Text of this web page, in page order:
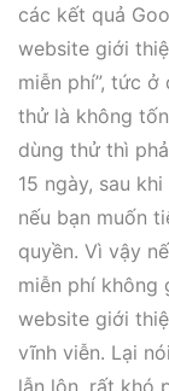
các kết quả
website giới
miễn phí”, tức
thử là không
dùng thử thì
15 ngày, sau
nếu bạn muốn
quyền. Vì vậy
miễn phí không
website giới
vĩnh viễn. Lại
lẫn lộn, rất khó